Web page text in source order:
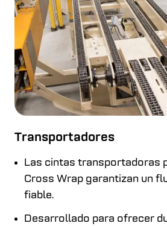
Transportadores
Las cintas transportadoras
Cross Wrap garantizan un
fiable.
Desarrollado para ofrecer